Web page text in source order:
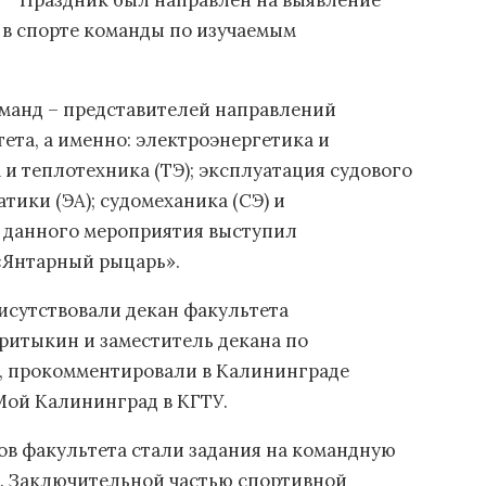
спорте команды по изучаемым
– представителей направлений
а именно: электроэнергетика и
теплотехника (ТЭ); эксплуатация судового
(ЭА); судомеханика (СЭ) и
мероприятия выступил
рыцарь».
декан факультета
и заместитель декана по
прокомментировали в Калининграде
Калининград в КГТУ.
факультета стали задания на командную
Заключительной частью спортивной